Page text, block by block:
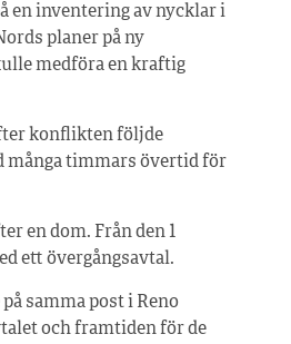
en inventering av nycklar i
planer på ny
medföra en kraftig
konflikten följde
många timmars övertid för
en dom. Från den 1
ett övergångsavtal.
samma post i Reno
och framtiden för de